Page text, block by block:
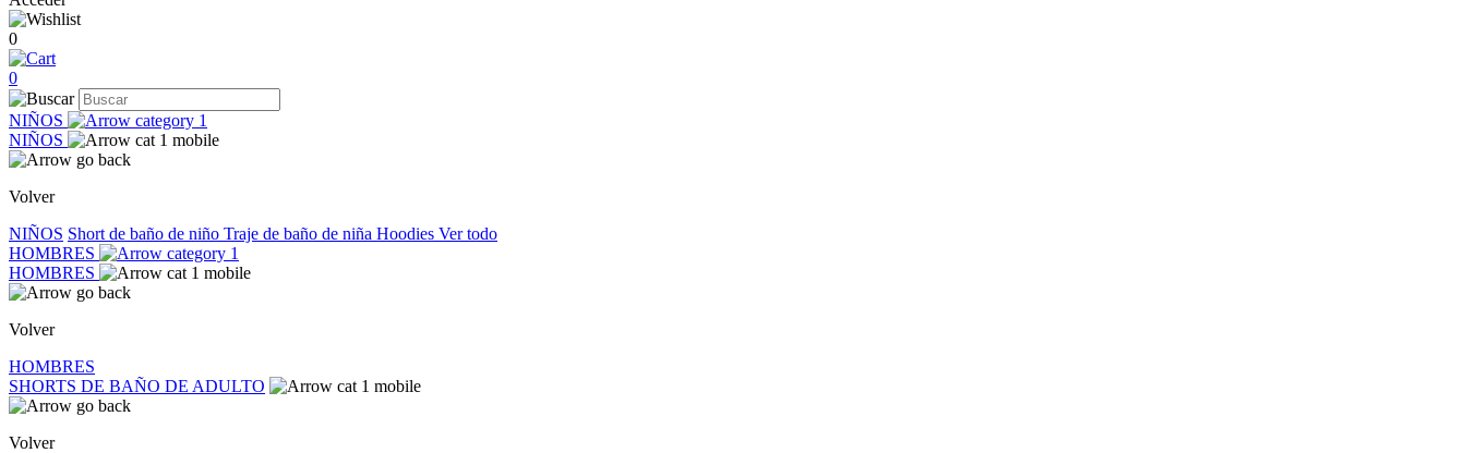
0
0
NIÑOS
NIÑOS
Volver
NIÑOS Short de baño de niño Traje de baño de niña Hoodies Ver todo
HOMBRES
HOMBRES
Volver
HOMBRES
SHORTS DE BAÑO DE ADULTO
Volver